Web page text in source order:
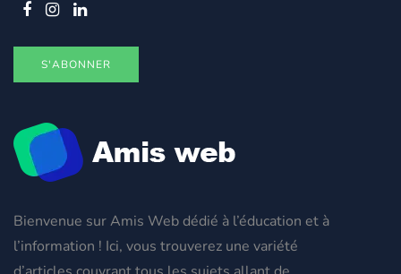
Bienvenue sur Amis Web dédié à l’éducation et à
l’information ! Ici, vous trouverez une variété
S'ABONNER